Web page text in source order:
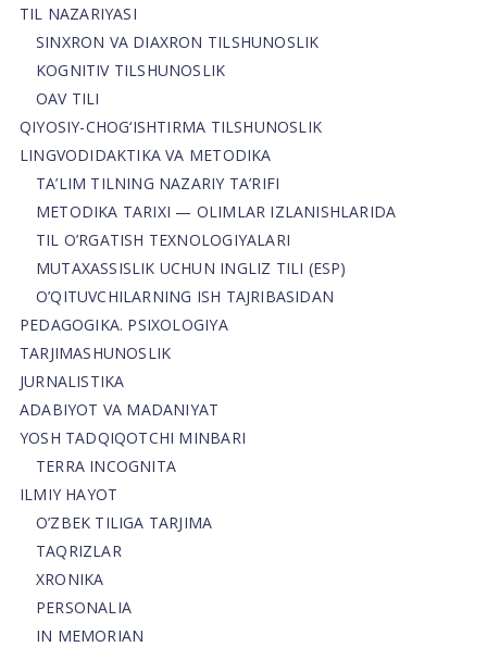
TIL NAZARIYASI
SINXRON VA DIAXRON TILSHUNOSLIK
KOGNITIV TILSHUNOSLIK
OAV TILI
QIYOSIY-CHOG‘ISHTIRMA TILSHUNOSLIK
LINGVODIDAKTIKA VA METODIKA
TA’LIM TILNING NAZARIY TA’RIFI
METODIKA TARIXI — OLIMLAR IZLANISHLARIDA
TIL O’RGATISH TEXNOLOGIYALARI
MUTAXASSISLIK UCHUN INGLIZ TILI (ESP)
O’QITUVCHILARNING ISH TAJRIBASIDAN
PEDAGOGIKA. PSIXOLOGIYA
TARJIMASHUNOSLIK
JURNALISTIKA
ADABIYOT VA MADANIYAT
YOSH TADQIQOTCHI MINBARI
TERRA INCOGNITA
ILMIY HAYOT
O’ZBEK TILIGA TARJIMA
TAQRIZLAR
XRONIKA
PERSONALIA
IN MEMORIAN